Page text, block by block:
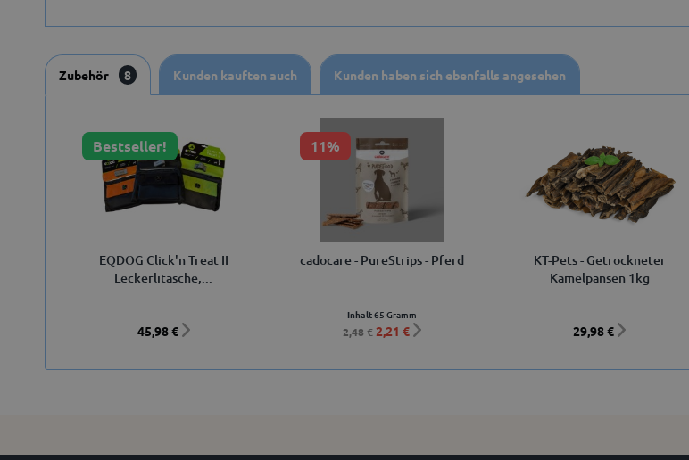
Zubehör 8 Kunden kauften auch Kunden haben sich ebenfalls angesehen
Bestseller!
EQDOG Click'n Treat II
Leckerlitasche,...
45,98 €
11%
cadocare - PureStrips - Pferd
Inhalt65 Gramm
2,48 € 2,21 €
KT-Pets - Getrockneter
Kamelpansen 1kg
29,98 €